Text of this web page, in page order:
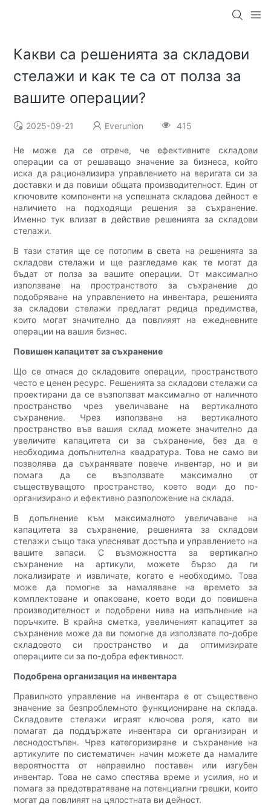
Какви са решенията за складови
стелажи и как те са от полза за
вашите операции?
2025-09-21 Everunion 415
Не може да се отрече, че ефективните складови
операции са от решаващо значение за бизнеса, който
иска да рационализира управлението на веригата си за
доставки и да повиши общата производителност. Един от
ключовите компоненти на успешната складова дейност е
наличието на подходящи решения за съхранение.
Именно тук влизат в действие решенията за складови
стелажи.
В тази статия ще се потопим в света на решенията за
складови стелажи и ще разгледаме как те могат да
бъдат от полза за вашите операции. От максимално
използване на пространството за съхранение до
подобряване на управлението на инвентара, решенията
за складови стелажи предлагат редица предимства,
които могат значително да повлияят на ежедневните
операции на вашия бизнес.
Повишен капацитет за съхранение
Що се отнася до складовите операции, пространството
често е ценен ресурс. Решенията за складови стелажи са
проектирани да се възползват максимално от наличното
пространство чрез увеличаване на вертикалното
съхранение. Чрез използване на вертикалното
пространство във вашия склад можете значително да
увеличите капацитета си за съхранение, без да е
необходима допълнителна квадратура. Това не само ви
позволява да съхранявате повече инвентар, но и ви
помага да се възползвате максимално от
съществуващото пространство, което води до по-
организирано и ефективно разположение на склада.
В допълнение към максималното увеличаване на
капацитета за съхранение, решенията за складови
стелажи също така улесняват достъпа и управлението на
вашите запаси. С възможността за вертикално
съхранение на артикули, можете бързо да ги
локализирате и извличате, когато е необходимо. Това
може да помогне за намаляване на времето за
комплектоване и опаковане, което води до повишена
производителност и подобрени нива на изпълнение на
поръчките. В крайна сметка, увеличеният капацитет за
съхранение може да ви помогне да използвате по-добре
складовото си пространство и да оптимизирате
операциите си за по-добра ефективност.
Подобрена организация на инвентара
Правилното управление на инвентара е от съществено
значение за безпроблемното функциониране на склада.
Складовите стелажи играят ключова роля, като ви
помагат да поддържате инвентара си организиран и
леснодостъпен. Чрез категоризиране и съхранение на
артикулите по систематичен начин можете да намалите
вероятността от неправилно поставен или изгубен
инвентар. Това не само спестява време и усилия, но и
помага за предотвратяване на потенциални грешки, които
могат да повлияят на цялостната ви дейност.